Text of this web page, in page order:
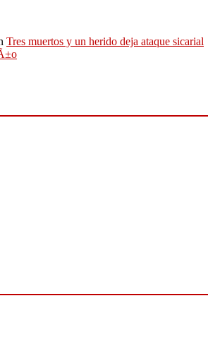
Tres muertos y un herido deja ataque sicarial